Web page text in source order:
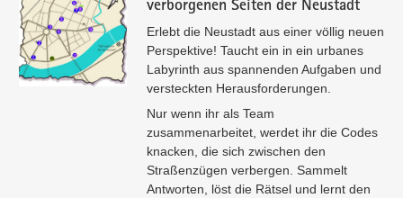
verborgenen Seiten der Neustadt
Erlebt die Neustadt aus einer völlig neuen
Perspektive! Taucht ein in ein urbanes
Labyrinth aus spannenden Aufgaben und
versteckten Herausforderungen.
Nur wenn ihr als Team
zusammenarbeitet, werdet ihr die Codes
knacken, die sich zwischen den
Straßenzügen verbergen. Sammelt
Antworten, löst die Rätsel und lernt den